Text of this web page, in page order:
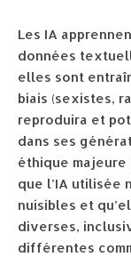
Les IA
données
elles sont
biais (sexistes,
reproduira et
dans ses
éthique majeure
que l’IA utilisée
nuisibles et
diverses,
différentes